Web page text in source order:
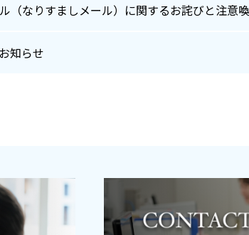
（なりすましメール）に関するお詫びと注意
知らせ